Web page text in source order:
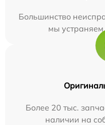
Большинство
мы устраняем
Более 20 тыс.
наличии на